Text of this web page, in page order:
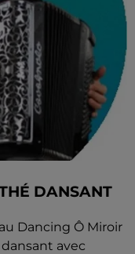
DANSANT
Dancing Ô Miroir
avec